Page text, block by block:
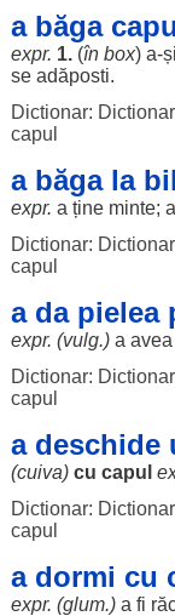
a băga
expr. 1.(în box) a-și
se adăposti.
Dictionar:
capul
a băga la
expr. a ține minte;
Dictionar:
capul
a da pielea
expr. (vulg.)a avea
Dictionar:
capul
a deschide
(cuiva) cu capul
Dictionar:
capul
a dormi cu
expr. (glum.)a fi